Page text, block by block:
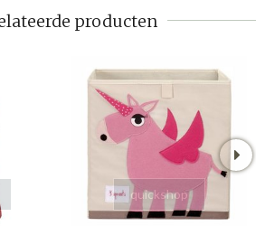
producten
quickshop